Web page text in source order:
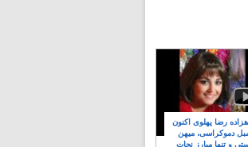
رضا پهلوی اکنون
دموکراسی، میهن
و تنها مبارز نجات